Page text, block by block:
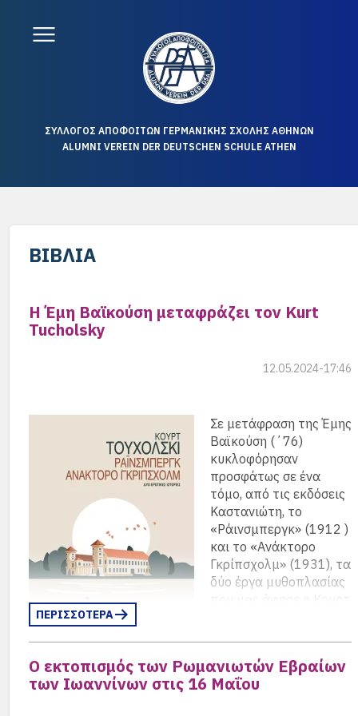
ΣΥΛΛΟΓΟΣ ΑΠΟΦΟΙΤΩΝ ΓΕΡΜΑΝΙΚΗΣ ΣΧΟΛΗΣ ΑΘΗΝΩΝ
ALUMNI VEREIN DER DEUTSCHEN SCHULE ATHEN
ΒΙΒΛΊΑ
Η Έμη Βαϊκούση μεταφράζει τον Kurt
Tucholsky
12.05.2024-17:46
Σε μετάφραση της Έμης
Βαϊκούση (΄76)
κυκλοφόρησαν
προσφάτως σε ένα
τόμο, από τις εκδόσεις
Καστανιώτη, το
«Ράινσμπεργκ» (1912 )
και το «Ανάκτορο
Γκρίπσχολμ» (1931), τα
δύο έργα μυθοπλασίας
που μας άφησε ο Κουρτ
παρεμβατικούς συγγραφείς στη Γερμανία κατά τη
διάρκεια της Δημοκρατίας της Βαϊμάρης.
ΠΕΡΙΣΣΟΤΕΡΑ
O εκτοπισμός των Ρωμανιωτών Εβραίων
των Ιωαννίνων στις 16 Μαΐου